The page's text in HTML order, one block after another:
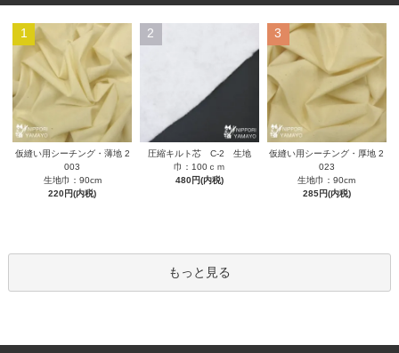
1
仮縫い用シーチング・薄地 2
003
生地巾：90cm
220円(内税)
2
圧縮キルト芯 C-2 生地
巾：100ｃｍ
480円(内税)
3
仮縫い用シーチング・厚地 2
023
生地巾：90cm
285円(内税)
もっと見る